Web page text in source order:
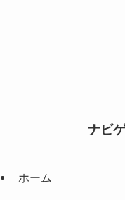
ナビ
ホーム